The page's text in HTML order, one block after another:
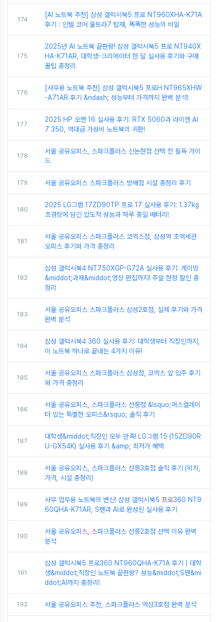
174
[AI 노트북 추천] 삼성 갤럭시북5 프로 NT960XHA-K71A
후기 : 인텔 코어 울트라7 탑재, 똑똑한 성능의 비밀
175
2025년 AI 노트북 끝판왕! 삼성 갤럭시북5 프로 NT940X
HA-K71AR, 대학생-크리에이터 한 달 실사용 후기와 구매
꿀팁 총정리
176
[사무용 노트북 추천] 삼성 갤럭시북5 프로H NT965XHW
-A71AR 후기 &ndash; 성능부터 가격까지 완벽 분석!
177
2025 HP 오멘 16 실사용 후기: RTX 5060과 라이젠 AI
7 350, 역대급 가성비 노트북의 귀환!
178
서울 공유오피스, 스파크플러스 신논현점 선택 전 필독 가이
드
179 서울 공유오피스 스파크플러스 방배점 시설 총정리 후기
180
2025 LG그램 17ZD90TP 프로 17 실사용 후기: 1.37kg
초경량에 담긴 압도적 성능과 하루 종일 배터리!
181
서울 공유오피스 스파크플러스 코엑스점, 삼성역 초역세권
오피스 후기와 가격 총정리
182
삼성 갤럭시북4 NT750XGP-G72A 실사용 후기: 게이밍
&middot;과제&middot;영상 편집까지! 주말 한정 할인 총
정리
183
서울 공유오피스 스파크플러스 삼성2호점, 실제 후기와 가격
완벽 분석
184
삼성 갤럭시북4 360 실사용 후기: 대학생부터 직장인까지,
이 노트북 하나로 끝내는 4가지 이유!
185
서울 공유오피스 스파크플러스 삼성점, 코엑스 앞 입주 후기
와 가격 총정리
186
서울 공유오피스, 스파크플러스 선릉점 &lsquo;에스컬레이
터 있는 특별한 오피스&rsquo; 솔직 후기
187
대학생&middot;직장인 모두 만족! LG그램 15 (15ZD90R
U-GX54K) 실사용 후기 &amp; 최저가 혜택
188
서울 공유오피스, 스파크플러스 선릉3호점 솔직 후기 (위치,
가격, 시설 총정리)
189
사무 업무용 노트북의 변신! 삼성 갤럭시북5 프로360 NT9
60QHA-K71AR, S펜과 AI로 완성된 실사용 후기
190
서울 공유오피스, 스파크플러스 선릉2호점 선택 이유 완벽
분석
191
삼성 갤럭시북5 프로360 NT960QHA-K71A 후기｜대학
생&middot;직장인 노트북 끝판왕? 성능&middot;S펜&mi
ddot;AI까지 총정리!
192 서울 공유오피스 추천, 스파크플러스 역삼3호점 완벽 분석